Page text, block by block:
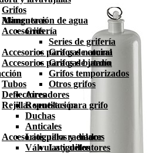
Grifos
Mangueras
Accesorios
Accesorios para gas natural
Accesorios para gas butano
Tubos
Deflectores
Rejillas ventilación
Accesorios para radiador
Válvulas y detentores
Alimentación de agua
Grifería
Series de grifería
Grifos de cocina
Grifos de jardín
Grifos temporizados
Otros grifos
Aireadores
Repuestos para grifo
Duchas
Anticales
Latiguillos y enlaces
Latiguillos